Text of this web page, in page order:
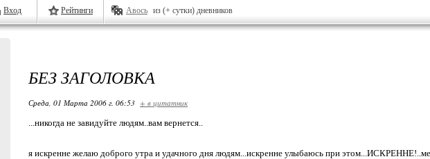
Вход Рейтинги Авось из (+ сутки) дневников
БЕЗ ЗАГОЛОВКА
Среда, 01 Марта 2006 г. 06:53 + в цитатник
...никогда не завидуйте людям..вам вернется..
я искренне желаю доброго утра и удачного дня людям...искренне улыбаюсь при